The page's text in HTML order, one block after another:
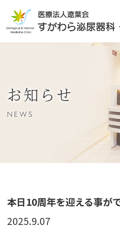
お知らせ
NEWS
本日10周年を迎える事が
2025.9.07